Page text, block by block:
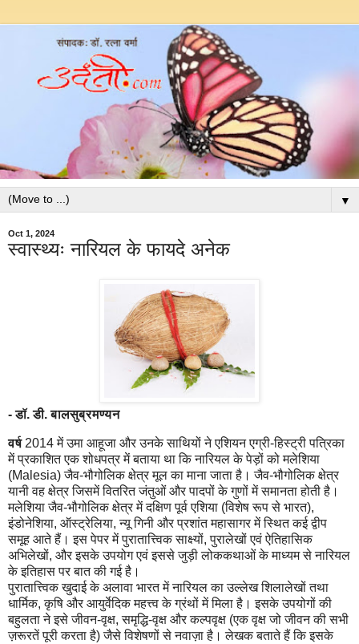
▼
Oct 1, 2024
स्वास्थ्यः नारियल के फायदे अनेक
- डॉ. डी. बालसुब्रमण्यन
वर्ष2014 में उमा आहूजा और उनके साथियों ने एशियन एग्री-हिस्ट्री पत्रिका
में प्रकाशित एक शोधपत्र में बताया था कि नारियल के पेड़ों को मलेशिया
(Malesia) जैव-भौगोलिक क्षेत्र मूल का माना जाता है। जैव-भौगोलिक क्षेत्र
यानी वह क्षेत्र जिसमें वितरित जंतुओं और पादपों के गुणों में समानता होती है।
मलेशिया जैव-भौगोलिक क्षेत्र में दक्षिण पूर्व एशिया (विशेष रूप से भारत),
इंडोनेशिया, ऑस्ट्रेलिया, न्यू गिनी और प्रशांत महासागर में स्थित कई द्वीप
समूह आते हैं। इस पेपर में पुरातात्त्विक साक्ष्यों, पुरालेखों एवं ऐतिहासिक
अभिलेखों, और इसके उपयोग एवं इससे जुड़ी लोककथाओं के माध्यम से नारियल
के इतिहास पर बात की गई है।
पुरातात्त्विक खुदाई के अलावा भारत में नारियल का उल्लेख शिलालेखों तथा
धार्मिक, कृषि और आयुर्वेदिक महत्त्व के ग्रंथों में मिला है। इसके उपयोगों की
बहुलता ने इसे जीवन-वृक्ष, समृद्धि-वृक्ष और कल्पवृक्ष (एक वृक्ष जो जीवन की सभी
ज़रूरतें पूरी करता है) जैसे विशेषणों से नवाज़ा है। लेखक बताते हैं कि इसके